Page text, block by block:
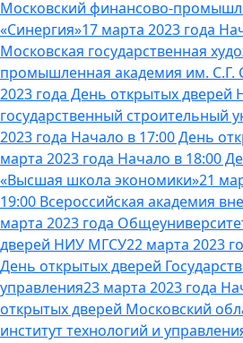
Московский финансово-
«Синергия»17 марта 2023 года
Московская государственная
промышленная академия им. С.Г.
2023 года День открытых дверей
государственный строительный
2023 года Начало в 17:00 День
марта 2023 года Начало в 18:00
«Высшая школа экономики»21
19:00 Всероссийская академия
марта 2023 года
дверей НИУ МГСУ22 марта 2023
День открытых дверей
управления23 марта 2023 года
открытых дверей Московский
институт технологий и